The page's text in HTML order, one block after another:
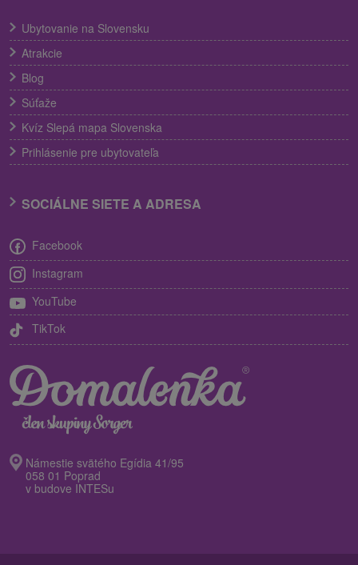
Ubytovanie na Slovensku
Atrakcie
Blog
Súťaže
Kvíz Slepá mapa Slovenska
Prihlásenie pre ubytovateľa
SOCIÁLNE SIETE A ADRESA
Facebook
Instagram
YouTube
TikTok
Námestie svätého Egídia 41/95
058 01 Poprad
v budove INTESu